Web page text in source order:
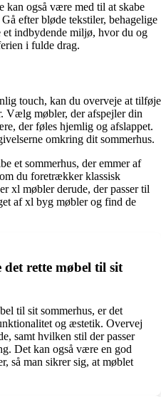
kan også være med til at skabe
efter bløde tekstiler, behagelige
indbydende miljø, hvor du og
i fulde drag.
touch, kan du overveje at tilføje
Vælg møbler, der afspejler din
der føles hjemlig og afslappet.
omkring dit sommerhus.
et sommerhus, der emmer af
du foretrækker klassisk
xl møbler derude, der passer til
af xl byg møbler og find de
rette møbel til sit
til sit sommerhus, er det
og æstetik. Overvej
samt hvilken stil der passer
Det kan også være en god
så man sikrer sig, at møblet